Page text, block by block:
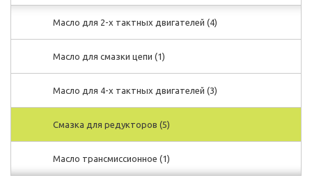
Масло для 2-х тактных двигателей (4)
Масло для смазки цепи (1)
Масло для 4-х тактных двигателей (3)
Смазка для редукторов (5)
Масло трансмиссионное (1)